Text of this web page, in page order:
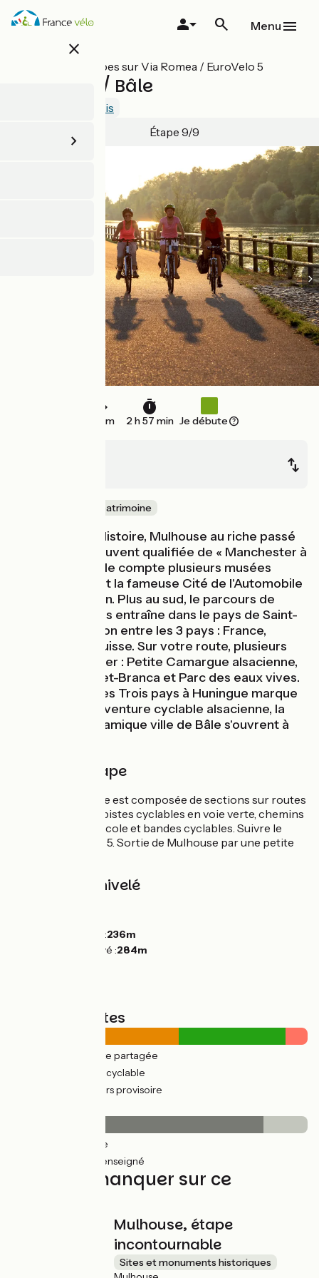
Aller
au
close
Menu
Toutes les étapes sur Via Romea / EuroVelo 5
Mulhouse / Bâle
Voir 3 avis
Étape 9/9
38 km 2 h 57 min Je débute
Nature & petit patrimoine
Ville d’Art et d’Histoire, Mulhouse au riche passé
industriel est souvent qualifiée de « Manchester à
la française ». Elle compte plusieurs musées
d'exception dont la fameuse Cité de l'Automobile
ou la cité du train. Plus au sud, le parcours de
l'EuroVelo 5 vous entraîne dans le pays de Saint-
Louis, trait d'union entre les 3 pays : France,
Allemagne et Suisse. Sur votre route, plusieurs
lieux sont à visiter : Petite Camargue alsacienne,
Fondation Fernet-Branca et Parc des eaux vives.
La passerelle des Trois pays à Huningue marque
la fin de votre aventure cyclable alsacienne, la
Suisse et la dynamique ville de Bâle s'ouvrent à
Détail de l'étape
Cette ultime étape est composée de sections sur routes
peu fréquentées, pistes cyclables en voie verte, chemins
d'exploitation agricole et bandes cyclables. Suivre le
balisage EuroVelo 5. Sortie de Mulhouse par une petite
Pentes et dénivelé
Point le plus bas :236m
Point le plus élevé :284m
Types de routes
(61%) Route partagée
(39%) Voie cyclable
(8%) Parcours provisoire
(85%) Lisse
(15%) Non renseigné
À ne pas manquer sur ce
Mulhouse, étape
incontournable
Sites et monuments historiques